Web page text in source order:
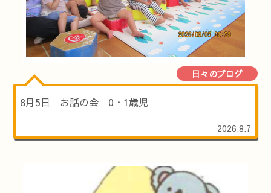
日々のブログ
8月5日 お話の会 0・1歳児
2026.8.7